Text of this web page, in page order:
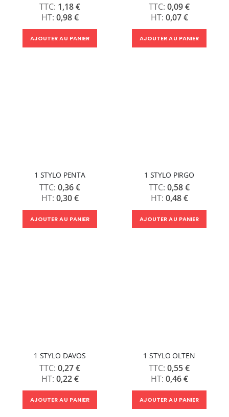
1,18 €
0,98 €
AJOUTER AU PANIER
0,09 €
0,07 €
AJOUTER AU PANIER
1 STYLO PENTA
0,36 €
0,30 €
AJOUTER AU PANIER
1 STYLO PIRGO
0,58 €
0,48 €
AJOUTER AU PANIER
1 STYLO DAVOS
0,27 €
0,22 €
AJOUTER AU PANIER
1 STYLO OLTEN
0,55 €
0,46 €
AJOUTER AU PANIER